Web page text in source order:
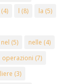
(4) l (8) la (5)
nel (5) nelle (4)
operazioni (7)
(3)